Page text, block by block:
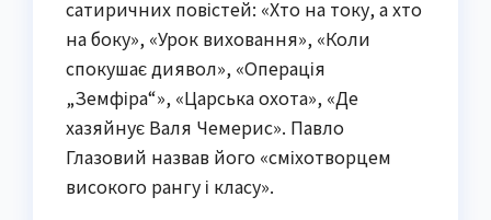
сатиричних повістей: «Хто на току, а хто
на боку», «Урок виховання», «Коли
спокушає диявол», «Операція
„Земфіра“», «Царська охота», «Де
хазяйнує Валя Чемерис». Павло
Глазовий назвав його «сміхотворцем
високого рангу і класу».